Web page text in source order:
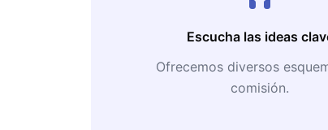
Escucha las ideas
Ofrecemos diversos
comisión.